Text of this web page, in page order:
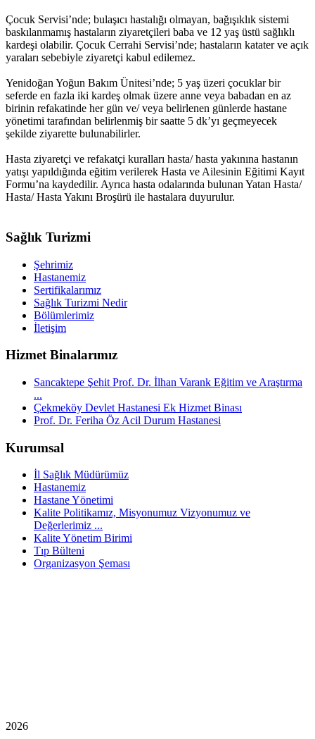
Çocuk Servisi’nde; bulaşıcı hastalığı olmayan, bağışıklık sistemi
baskılanmamış hastaların ziyaretçileri baba ve 12 yaş üstü sağlıklı
kardeşi olabilir. Çocuk Cerrahi Servisi’nde; hastaların katater ve açık
yaraları sebebiyle ziyaretçi kabul edilemez.
Yenidoğan Yoğun Bakım Ünitesi’nde; 5 yaş üzeri çocuklar bir
seferde en fazla iki kardeş olmak üzere anne veya babadan en az
birinin refakatinde her gün ve/ veya belirlenen günlerde hastane
yönetimi tarafından belirlenmiş bir saatte 5 dk’yı geçmeyecek
şekilde ziyarette bulunabilirler.
Hasta ziyaretçi ve refakatçi kuralları hasta/ hasta yakınına hastanın
yatışı yapıldığında eğitim verilerek Hasta ve Ailesinin Eğitimi Kayıt
Formu’na kaydedilir. Ayrıca hasta odalarında bulunan Yatan Hasta/
Hasta/ Hasta Yakını Broşürü ile hastalara duyurulur.
Sağlık Turizmi
Şehrimiz
Hastanemiz
Sertifikalarımız
Sağlık Turizmi Nedir
Bölümlerimiz
İletişim
Hizmet Binalarımız
Sancaktepe Şehit Prof. Dr. İlhan Varank Eğitim ve Araştırma
...
Çekmeköy Devlet Hastanesi Ek Hizmet Binası
Prof. Dr. Feriha Öz Acil Durum Hastanesi
Kurumsal
İl Sağlık Müdürümüz
Hastanemiz
Hastane Yönetimi
Kalite Politikamız, Misyonumuz Vizyonumuz ve
Değerlerimiz ...
Kalite Yönetim Birimi
Tıp Bülteni
Organizasyon Şeması
2026